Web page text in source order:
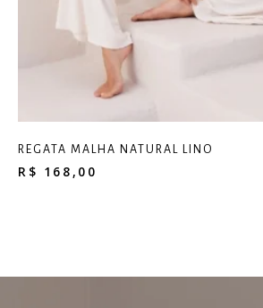
REGATA MALHA NATURAL LINO
R$ 168,00